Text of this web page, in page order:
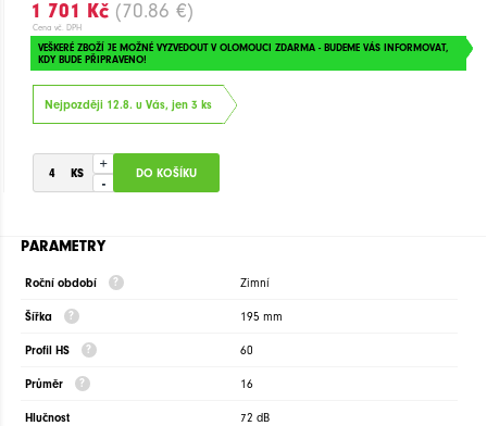
1 701 Kč (70.86 €)
Cena vč. DPH
VEŠKERÉ ZBOŽÍ JE MOŽNÉ VYZVEDOUT V OLOMOUCI ZDARMA - BUDEME VÁS INFORMOVAT,
KDY BUDE PŘIPRAVENO!
Nejpozději 12.8. u Vás, jen 3 ks
+
-
PARAMETRY
Roční období Zimní
Šířka 195 mm
Profil HS 60
Průměr 16
Hlučnost 72 dB